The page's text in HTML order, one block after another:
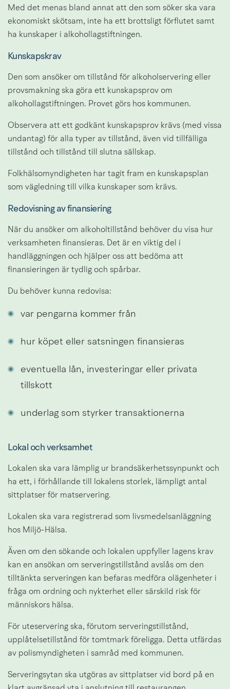
Med det menas bland annat att den som söker ska vara
ekonomiskt skötsam, inte ha ett brottsligt förflutet samt
ha kunskaper i alkohollagstiftningen.
Kunskapskrav
Den som ansöker om tillstånd för alkoholservering eller
provsmakning ska göra ett kunskapsprov om
alkohollagstiftningen. Provet görs hos kommunen.
Observera att ett godkänt kunskapsprov krävs (med vissa
undantag) för alla typer av tillstånd, även vid tillfälliga
tillstånd och tillstånd till slutna sällskap.
Folkhälsomyndigheten har tagit fram en kunskapsplan
som vägledning till vilka kunskaper som krävs.
Redovisning av finansiering
När du ansöker om alkoholtillstånd behöver du visa hur
verksamheten finansieras. Det är en viktig del i
handläggningen och hjälper oss att bedöma att
finansieringen är tydlig och spårbar.
Du behöver kunna redovisa:
var pengarna kommer från
hur köpet eller satsningen finansieras
eventuella lån, investeringar eller privata
tillskott
underlag som styrker transaktionerna
Lokal och verksamhet
Lokalen ska vara lämplig ur brandsäkerhetssynpunkt och
ha ett, i förhållande till lokalens storlek, lämpligt antal
sittplatser för matservering.
Lokalen ska vara registrerad som livsmedelsanläggning
hos Miljö-Hälsa.
Även om den sökande och lokalen uppfyller lagens krav
kan en ansökan om serveringstillstånd avslås om den
tilltänkta serveringen kan befaras medföra olägenheter i
fråga om ordning och nykterhet eller särskild risk för
människors hälsa.
För uteservering ska, förutom serveringstillstånd,
upplåtelsetillstånd för tomtmark föreligga. Detta utfärdas
av polismyndigheten i samråd med kommunen.
Serveringsytan ska utgöras av sittplatser vid bord på en